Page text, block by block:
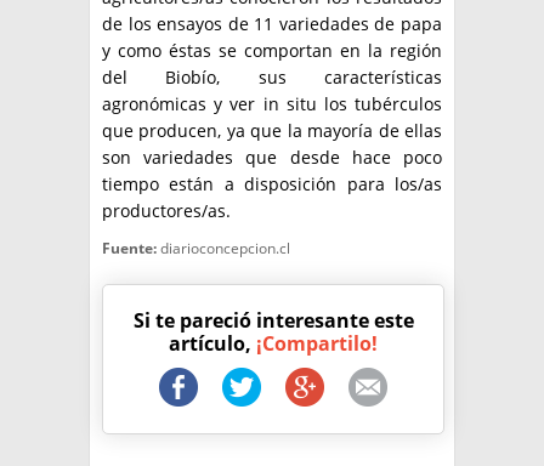
de los ensayos de 11 variedades de papa
y como éstas se comportan en la región
del Biobío, sus características
agronómicas y ver in situ los tubérculos
que producen, ya que la mayoría de ellas
son variedades que desde hace poco
tiempo están a disposición para los/as
productores/as.
Fuente:diarioconcepcion.cl
Si te pareció interesante este
artículo, ¡Compartilo!